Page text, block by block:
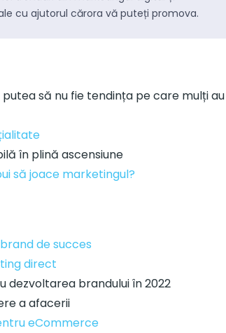
pe care îl abordăm.
Abonamente lunare pentru actualizarea,
Studii de caz
cu ajutorul cărora vă puteți promova.
să nu fie tendința pe care mulți au
în plină ascensiune
să joace marketingul?
de succes
direct
dezvoltarea brandului în 2022
a afacerii
eCommerce